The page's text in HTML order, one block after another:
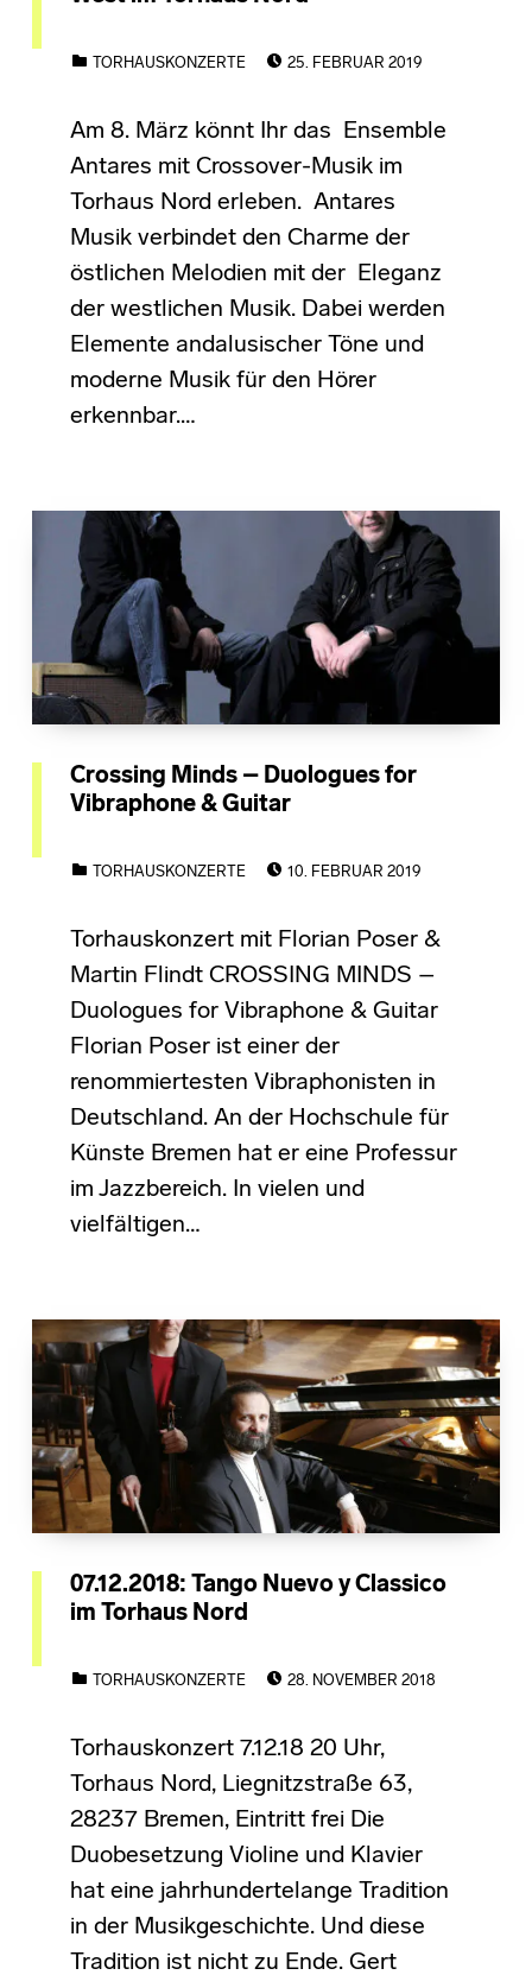
TORHAUSKONZERTE
25. FEBRUAR 2019
Am 8. März könnt Ihr das Ensemble
Antares mit Crossover-Musik im
Torhaus Nord erleben. Antares
Musik verbindet den Charme der
östlichen Melodien mit der Eleganz
der westlichen Musik. Dabei werden
Elemente andalusischer Töne und
moderne Musik für den Hörer
erkennbar.…
Crossing Minds – Duologues for
Vibraphone & Guitar
TORHAUSKONZERTE
10. FEBRUAR 2019
Torhauskonzert mit Florian Poser &
Martin Flindt CROSSING MINDS –
Duologues for Vibraphone & Guitar
Florian Poser ist einer der
renommiertesten Vibraphonisten in
Deutschland. An der Hochschule für
Künste Bremen hat er eine Professur
im Jazzbereich. In vielen und
vielfältigen…
07.12.2018: Tango Nuevo y Classico
im Torhaus Nord
TORHAUSKONZERTE
28. NOVEMBER 2018
Torhauskonzert 7.12.18 20 Uhr,
Torhaus Nord, Liegnitzstraße 63,
28237 Bremen, Eintritt frei Die
Duobesetzung Violine und Klavier
hat eine jahrhundertelange Tradition
in der Musikgeschichte. Und diese
Tradition ist nicht zu Ende. Gert